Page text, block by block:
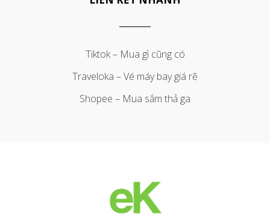
Tiktok – Mua gì cũng có
Traveloka – Vé máy bay giá rẽ
Shopee – Mua sắm thả ga